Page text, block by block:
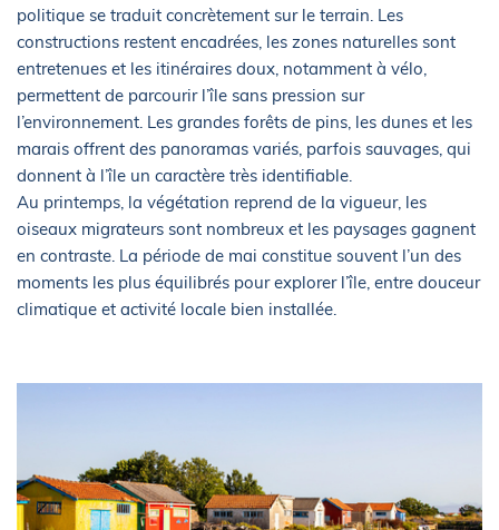
politique se traduit concrètement sur le terrain. Les
constructions restent encadrées, les zones naturelles sont
entretenues et les itinéraires doux, notamment à vélo,
permettent de parcourir l’île sans pression sur
l’environnement. Les grandes forêts de pins, les dunes et les
marais offrent des panoramas variés, parfois sauvages, qui
donnent à l’île un caractère très identifiable.
Au printemps, la végétation reprend de la vigueur, les
oiseaux migrateurs sont nombreux et les paysages gagnent
en contraste. La période de mai constitue souvent l’un des
moments les plus équilibrés pour explorer l’île, entre douceur
climatique et activité locale bien installée.